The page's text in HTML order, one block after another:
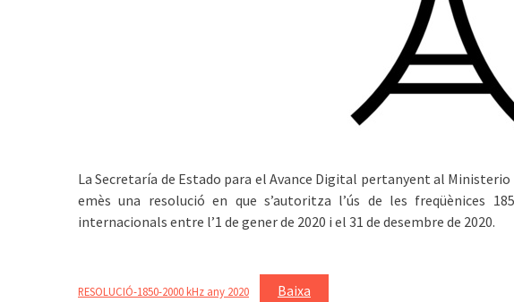
La Secretaría de Estado para el Avance Digital pertanyent al
emès una resolució en que s’autoritza l’ús de les freqüènices
internacionals entre l’1 de gener de 2020 i el 31 de desembre de 2020.
RESOLUCIÓ-1850-2000 kHz any 2020
Baixa